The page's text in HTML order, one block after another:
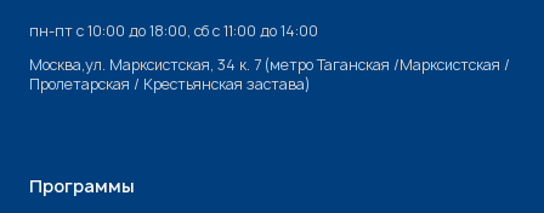
пн-пт с 10:00 до 18:00, cб с 11:00 до 14:00
Москва,ул. Марксистская, 34 к. 7 (метро Таганская /Марксистская /
Пролетарская / Крестьянская застава)
Программы